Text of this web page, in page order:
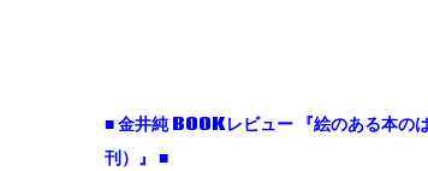
■金井純 BOOKレビュー 『絵のある本
刊）』 ■